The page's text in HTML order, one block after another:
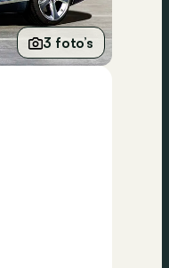
3 foto’s